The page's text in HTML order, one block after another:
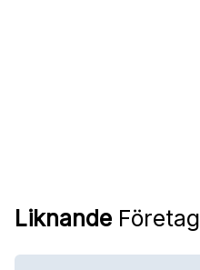
Liknande Företag